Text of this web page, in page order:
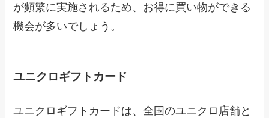
が頻繁に実施されるため、お得に買い物ができる
機会が多いでしょう。
ユニクロギフトカード
ユニクロギフトカードは、全国のユニクロ店舗と